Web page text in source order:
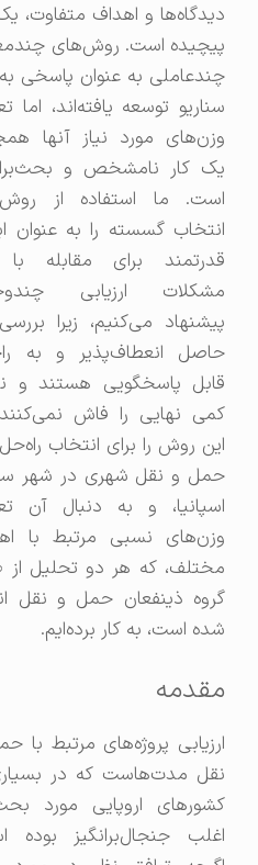
دیدگاه‌ها و اهداف متفاوت، یک کار
پیچیده است. روش‌های چندمعیاره
چندعاملی به عنوان پاسخی به این
سناریو توسعه یافته‌اند، اما تعیین
وزن‌های مورد نیاز آنها همچنان
یک کار نامشخص و بحث‌برانگیز
است. ما استفاده از روش‌های
انتخاب گسسته را به عنوان ابزاری
قدرتمند برای مقابله با این
مشکلات ارزیابی چندوجهی
پیشنهاد می‌کنیم، زیرا بررسی‌های
حاصل انعطاف‌پذیر و به راحتی
قابل پاسخگویی هستند و نتایج
کمی نهایی را فاش نمی‌کنند. ما
این روش را برای انتخاب راه‌حل‌های
حمل و نقل شهری در شهر سویل،
اسپانیا، و به دنبال آن تعیین
وزن‌های نسبی مرتبط با اهداف
مختلف، که هر دو تحلیل از طرف
گروه ذینفعان حمل و نقل انجام
شده است، به کار برده‌ایم.
مقدمه
ارزیابی پروژه‌های مرتبط با حمل و
نقل مدت‌هاست که در بسیاری از
کشورهای اروپایی مورد بحث و
اغلب جنجال‌برانگیز بوده است.